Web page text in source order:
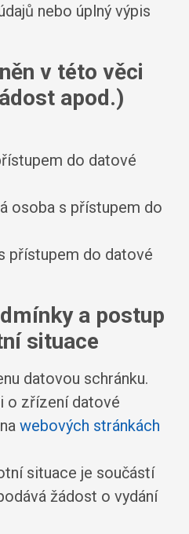
nebo úplný výpis
v této věci
apod.)
do datové
osoba s přístupem do
přístupem do datové
a postup
situace
datovou schránku.
o zřízení datové
webových stránkách
situace je součástí
žádost o vydání